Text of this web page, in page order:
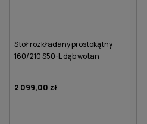
Stół rozkładany prostokątny
160/210 S50-L dąb wotan
2 099,00 zł